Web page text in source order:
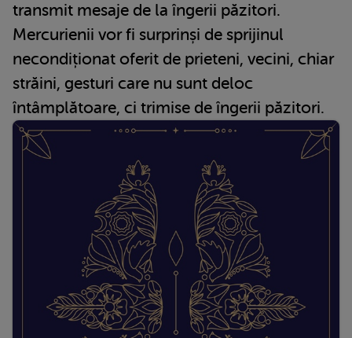
transmit mesaje de la îngerii păzitori.
Mercurienii vor fi surprinși de sprijinul
necondiționat oferit de prieteni, vecini, chiar
străini, gesturi care nu sunt deloc
întâmplătoare, ci trimise de îngerii păzitori.